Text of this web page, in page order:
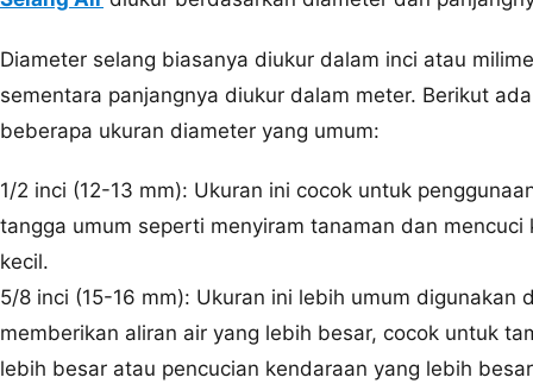
Diameter selang biasanya diukur dalam inci atau
sementara panjangnya diukur dalam meter. Berikut
beberapa ukuran diameter yang umum:
1/2 inci (12-13 mm): Ukuran ini cocok untuk
tangga umum seperti menyiram tanaman dan mencuci
kecil.
5/8 inci (15-16 mm): Ukuran ini lebih umum digunakan
memberikan aliran air yang lebih besar, cocok untuk
lebih besar atau pencucian kendaraan yang lebih